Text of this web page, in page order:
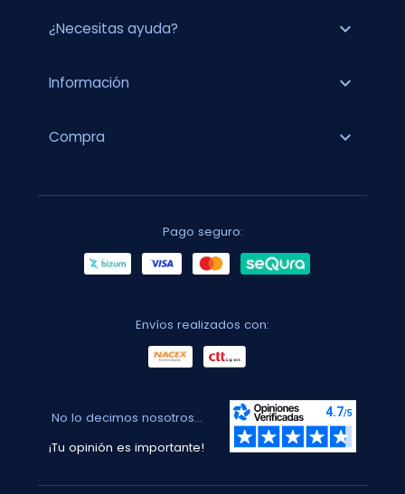
¿Necesitas ayuda? expand_more
Información expand_more
Compra expand_more
Pago seguro:
Envíos realizados con:
No lo decimos nosotros...
¡Tu opinión es importante!